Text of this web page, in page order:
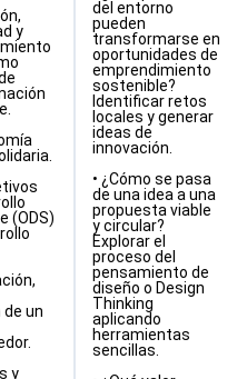
y
(ODS)
un
y
del entorno
pueden
transformarse en
oportunidades de
emprendimiento
sostenible?
Identificar retos
locales y generar
ideas de
innovación.
• ¿Cómo se pasa
de una idea a una
propuesta viable
y circular?
Explorar el
proceso del
pensamiento de
diseño o Design
Thinking
aplicando
herramientas
sencillas.